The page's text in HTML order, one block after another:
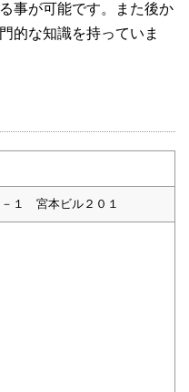
事が可能です。また後か
的な知識を持っていま
１ 宮本ビル２０１